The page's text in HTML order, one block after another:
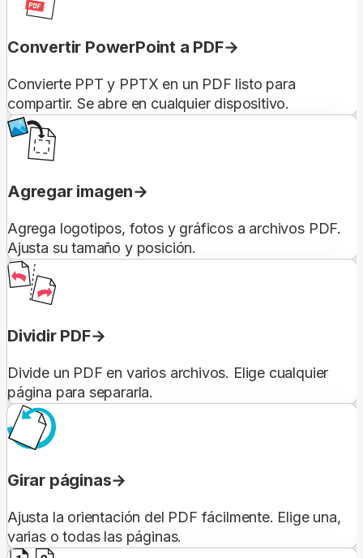
Convertir PowerPoint a PDF
Convierte PPT y PPTX en un PDF listo para
compartir. Se abre en cualquier dispositivo.
Agregar imagen
Agrega logotipos, fotos y gráficos a archivos PDF.
Ajusta su tamaño y posición.
Dividir PDF
Divide un PDF en varios archivos. Elige cualquier
página para separarla.
Girar páginas
Ajusta la orientación del PDF fácilmente. Elige una,
varias o todas las páginas.